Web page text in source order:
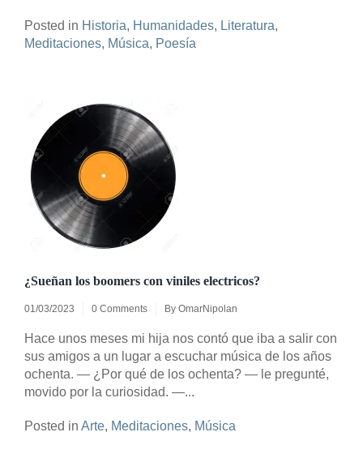
Posted in Historia, Humanidades, Literatura,
Meditaciones, Música, Poesía
¿Sueñan los boomers con viniles electricos?
01/03/2023 0 Comments By OmarNipolan
Hace unos meses mi hija nos contó que iba a salir con
sus amigos a un lugar a escuchar música de los años
ochenta. — ¿Por qué de los ochenta? — le pregunté,
movido por la curiosidad. —...
Posted in Arte, Meditaciones, Música